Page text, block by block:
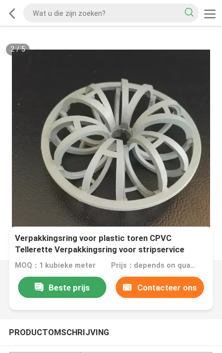
2/5
Verpakkingsring voor plastic toren CPVC
Tellerette Verpakkingsring voor stripservice
MOQ：1 kubieke meter Prijs：depends on quantity
Beste prijs Contacteer ons
PRODUCTOMSCHRIJVING